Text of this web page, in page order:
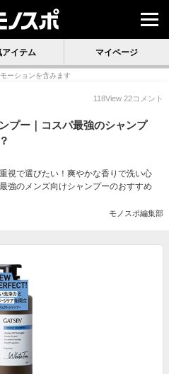
アイテム マイページ
ーションを含みます
118View 22コメント
プー｜コスパ最強のシャンプ
視で選びたい！爽やかな香りで洗い心
強のメンズ向けシャンプーのおすすめ
モノスポ編集部